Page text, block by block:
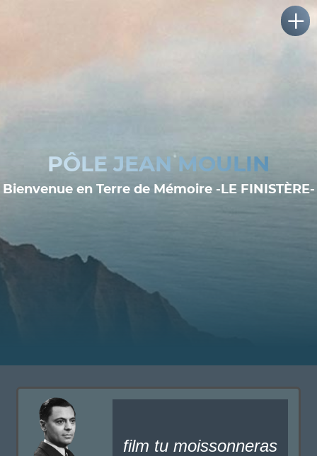
PÔLE JEAN MOULIN
Bienvenue en Terre de Mémoire -LE FINISTÈRE-
film tu moissonneras